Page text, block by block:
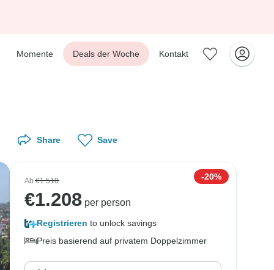
Momente Deals der Woche Kontakt
Share Save
Ab€1.510 -20%
€1.208 per person
Registrieren to unlock savings
Preis basierend auf privatem Doppelzimmer